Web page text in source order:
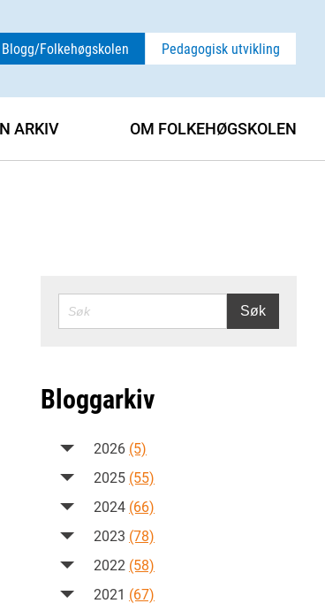
Blogg/Folkehøgskolen Pedagogisk utvikling
ARKIV OM FOLKEHØGSKOLEN
SØK Søk
Bloggarkiv
2026 (5)
2025 (55)
2024 (66)
2023 (78)
2022 (58)
2021 (67)